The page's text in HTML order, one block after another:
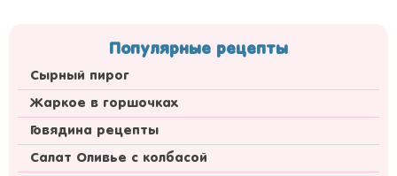
Популярные рецепты
Сырный пирог
Жаркое в горшочках
Говядина рецепты
Салат Оливье с колбасой